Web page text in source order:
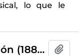
lo que le
Gómez de la Serna, Ramón (1888-1963)